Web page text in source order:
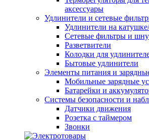
аксессуары
Удлинители и сетевые
Удлинители на
Сетевые фильтры и
Разветвители
Колодки для
Бытовые удлинители
Элементы питания и
Мобильные зарядные
Батарейки и
Системы безопасности и
Датчики движения
Розетка с таймером
Звонки